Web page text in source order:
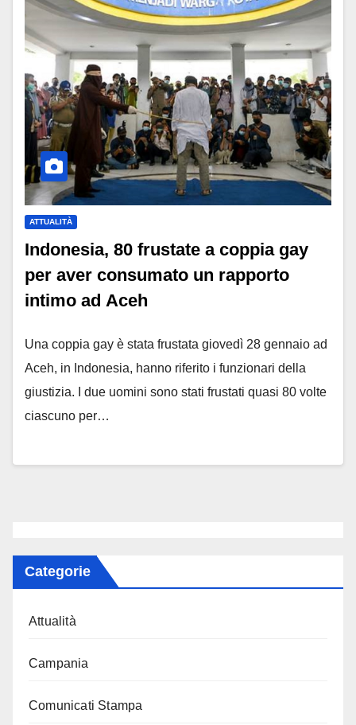
ATTUALITÀ
Indonesia, 80 frustate a coppia gay
per aver consumato un rapporto
intimo ad Aceh
Una coppia gay è stata frustata giovedì 28 gennaio ad
Aceh, in Indonesia, hanno riferito i funzionari della
giustizia. I due uomini sono stati frustati quasi 80 volte
ciascuno per…
Categorie
Attualità
Campania
Comunicati Stampa